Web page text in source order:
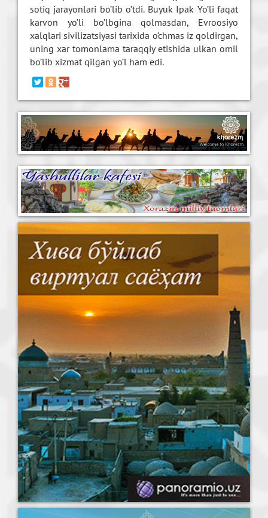
sotiq jarayonlari bo’lib o’tdi. Buyuk Ipak Yo’li faqat
karvon yo’li bo’lbgina qolmasdan, Еvroosiyo
xalqlari sivilizatsiyasi tarixida o’chmas iz qoldirgan,
uning xar tomonlama taraqqiy etishida ulkan omil
bo’lib xizmat qilgan yo’l ham edi.